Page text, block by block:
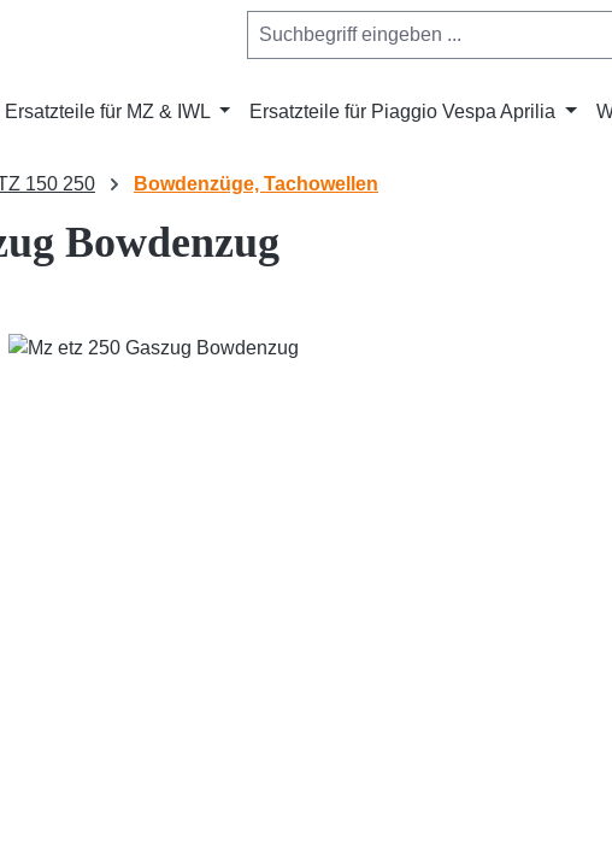
Ersatzteile für MZ & IWL Ersatzteile für Piaggio Vespa Aprilia
150 250 Bowdenzüge, Tachowellen
Bowdenzug